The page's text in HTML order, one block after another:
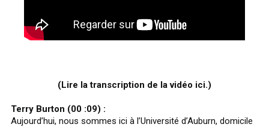
(Lire la transcription de la vidéo ici.)
Terry Burton (00 :09) :
Aujourd’hui, nous sommes ici à l’Université d’Auburn, domicile